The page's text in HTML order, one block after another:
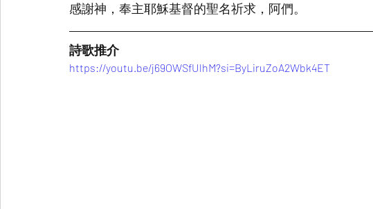
感謝神，奉主耶穌基督的聖名祈求，阿們。
詩歌推介
https://youtu.be/j69OWSfUlhM?si=ByLiruZoA2Wbk4ET